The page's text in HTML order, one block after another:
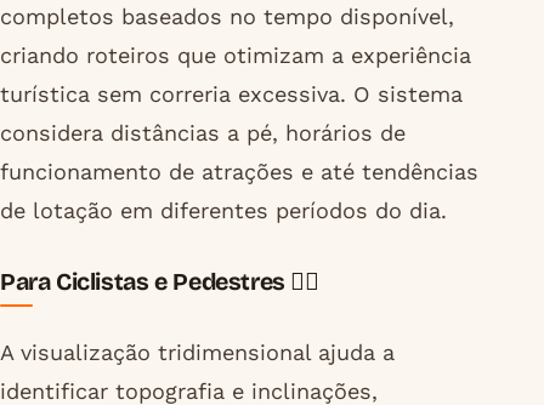
completos baseados no tempo disponível,
criando roteiros que otimizam a experiência
turística sem correria excessiva. O sistema
considera distâncias a pé, horários de
funcionamento de atrações e até tendências
de lotação em diferentes períodos do dia.
Para Ciclistas e Pedestres 🚴‍♀️
A visualização tridimensional ajuda a
identificar topografia e inclinações,